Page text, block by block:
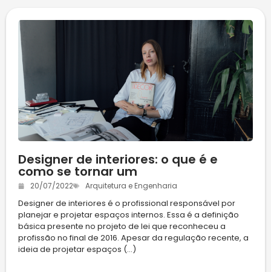
Designer de interiores: o que é e
como se tornar um
20/07/2022 Arquitetura e Engenharia
Designer de interiores é o profissional responsável por
planejar e projetar espaços internos. Essa é a definição
básica presente no projeto de lei que reconheceu a
profissão no final de 2016. Apesar da regulação recente, a
ideia de projetar espaços (...)